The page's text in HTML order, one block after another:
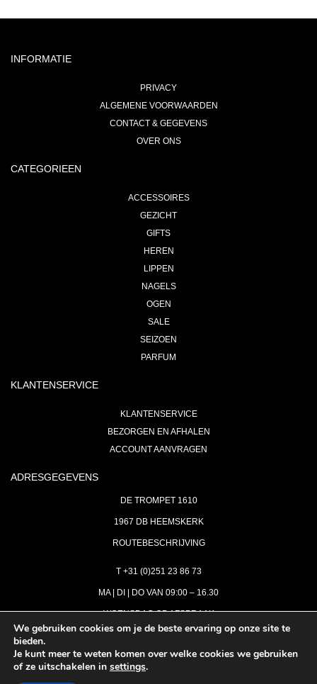
INFORMATIE
PRIVACY
ALGEMENE VOORWAARDEN
CONTACT & GEGEVENS
OVER ONS
CATEGORIEEN
ACCESSOIRES
GEZICHT
GIFTS
HEREN
LIPPEN
NAGELS
OGEN
SALE
SEIZOEN
PARFUM
KLANTENSERVICE
KLANTENSERVICE
BEZORGEN EN AFHALEN
ACCOUNT AANVRAGEN
ADRESGEGEVENS
DE TROMPET 1610
1967 DB HEEMSKERK
ROUTEBESCHRIJVING
T +31 (0)251 23 86 73
MA | DI | DO VAN 09:00 – 16.30
WOENSDAG OP AFSPRAAK
INFO@ASTH.NL
We gebruiken cookies om je de beste ervaring op onze site te
bieden.
Je kunt meer te weten komen over welke cookies we gebruiken
of ze uitschakelen in settings.